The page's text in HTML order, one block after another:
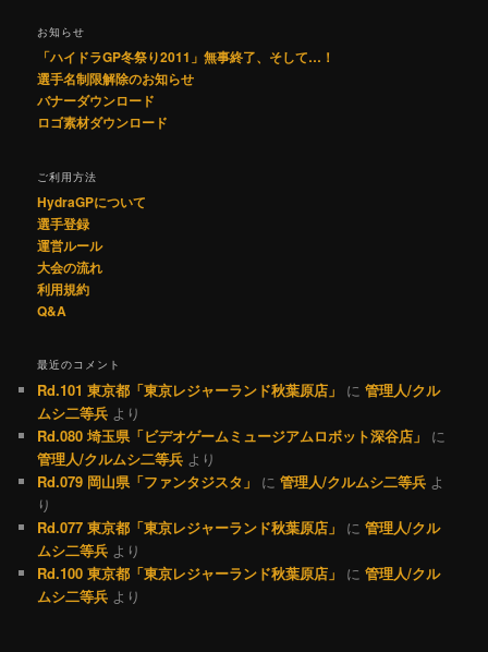
お知らせ
「ハイドラGP冬祭り2011」無事終了、そして…！
選手名制限解除のお知らせ
バナーダウンロード
ロゴ素材ダウンロード
ご利用方法
HydraGPについて
選手登録
運営ルール
大会の流れ
利用規約
Q&A
最近のコメント
Rd.101 東京都「東京レジャーランド秋葉原店」 に管理人/クル
ムシ二等兵 より
Rd.080 埼玉県「ビデオゲームミュージアムロボット深谷店」
に
管理人/クルムシ二等兵 より
Rd.079 岡山県「ファンタジスタ」
に管理人/クルムシ二等兵 よ
り
Rd.077 東京都「東京レジャーランド秋葉原店」
に管理人/クル
ムシ二等兵 より
Rd.100 東京都「東京レジャーランド秋葉原店」
に管理人/クル
ムシ二等兵 より